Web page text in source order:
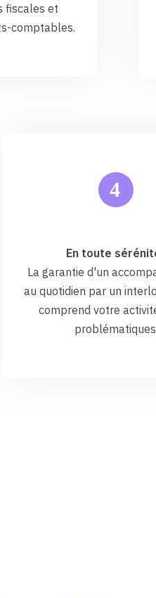
fiscales et
comptables.
4
En toute
La garantie d'un
au quotidien par un
comprend votre